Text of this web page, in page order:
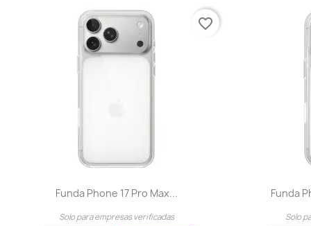
Funda Phone 17 Pro Max...
Solo para empresas verificadas
favorite_border
Funda
Solo